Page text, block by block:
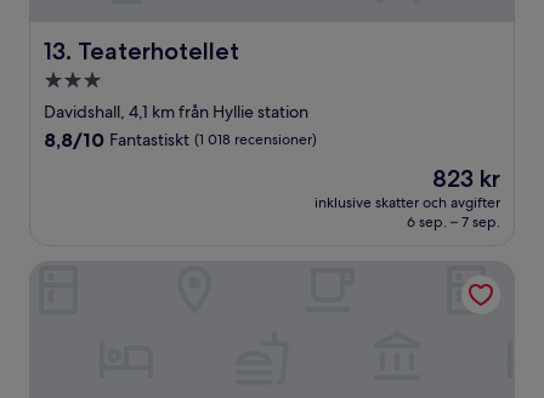
13. Teaterhotellet
Teaterhotellet
3.0-
stjärnigt
boende
Davidshall, 4,1 km från Hyllie station
8.8
8,8/10 Fantastiskt (1 018 recensioner)
Priset
är
823 kr
823 kr
inklusive skatter och avgifter
6 sep. – 7 sep.